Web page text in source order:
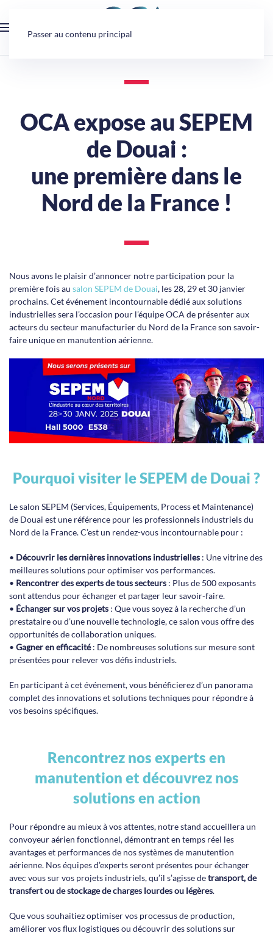
Passer au contenu principal
OCA expose au SEPEM
de Douai :
une première dans le
Nord de la France !
Nous avons le plaisir d’annoncer notre participation pour la
première fois au salon SEPEM de Douai, les 28, 29 et 30 janvier
prochains. Cet événement incontournable dédié aux solutions
industrielles sera l’occasion pour l’équipe OCA de présenter aux
acteurs du secteur manufacturier du Nord de la France son savoir-
faire unique en manutention aérienne.
Pourquoi visiter le SEPEM de Douai ?
Le salon SEPEM (Services, Équipements, Process et Maintenance)
de Douai est une référence pour les professionnels industriels du
Nord de la France. C’est un rendez-vous incontournable pour :
• Découvrir les dernières innovations industrielles : Une vitrine des
meilleures solutions pour optimiser vos performances.
• Rencontrer des experts de tous secteurs : Plus de 500 exposants
sont attendus pour échanger et partager leur savoir-faire.
• Échanger sur vos projets : Que vous soyez à la recherche d’un
prestataire ou d’une nouvelle technologie, ce salon vous offre des
opportunités de collaboration uniques.
• Gagner en efficacité: De nombreuses solutions sur mesure sont
présentées pour relever vos défis industriels.
En participant à cet événement, vous bénéficierez d’un panorama
complet des innovations et solutions techniques pour répondre à
vos besoins spécifiques.
Rencontrez nos experts en
manutention et découvrez nos
solutions en action
Pour répondre au mieux à vos attentes, notre stand accueillera un
convoyeur aérien fonctionnel, démontrant en temps réel les
avantages et performances de nos systèmes de manutention
aérienne. Nos équipes d’experts seront présentes pour échanger
avec vous sur vos projets industriels, qu’il s’agisse detransport, de
transfert ou de stockage de charges lourdes ou légères.
Que vous souhaitiez optimiser vos processus de production,
améliorer vos flux logistiques ou découvrir des solutions sur
Panneau de gestion des cookies